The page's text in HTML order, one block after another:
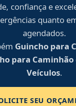
confiança e
quanto
agendados.
Guincho para
para Caminhão
Veículos.
SEU